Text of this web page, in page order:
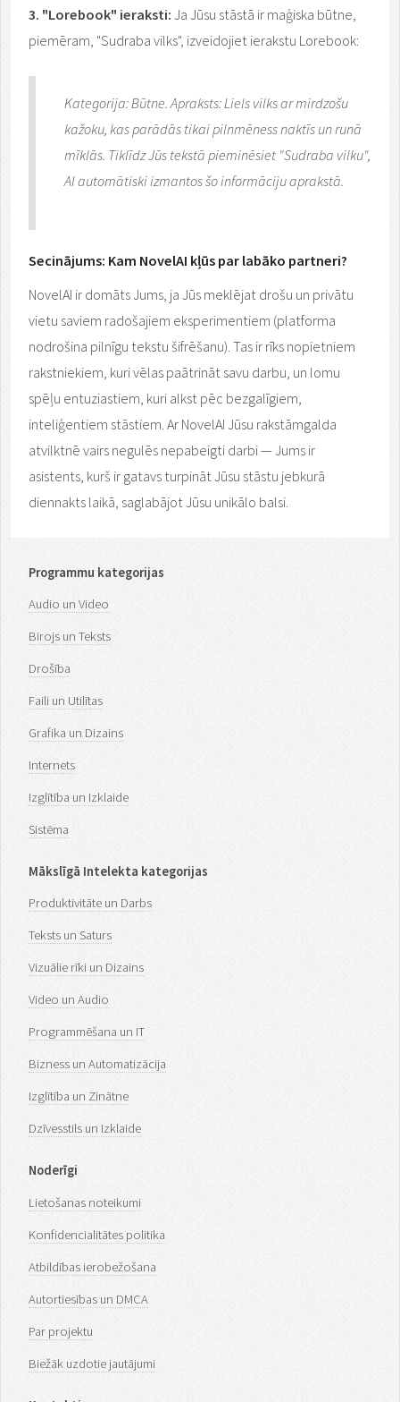
3. "Lorebook" ieraksti: Ja Jūsu stāstā ir maģiska būtne,
piemēram, "Sudraba vilks", izveidojiet ierakstu Lorebook:
Kategorija: Būtne. Apraksts: Liels vilks ar mirdzošu
kažoku, kas parādās tikai pilnmēness naktīs un runā
mīklās. Tiklīdz Jūs tekstā pieminēsiet "Sudraba vilku",
AI automātiski izmantos šo informāciju aprakstā.
Secinājums: Kam NovelAI kļūs par labāko partneri?
NovelAI ir domāts Jums, ja Jūs meklējat drošu un privātu
vietu saviem radošajiem eksperimentiem (platforma
nodrošina pilnīgu tekstu šifrēšanu). Tas ir rīks nopietniem
rakstniekiem, kuri vēlas paātrināt savu darbu, un lomu
spēļu entuziastiem, kuri alkst pēc bezgalīgiem,
inteliģentiem stāstiem. Ar NovelAI Jūsu rakstāmgalda
atvilktnē vairs negulēs nepabeigti darbi — Jums ir
asistents, kurš ir gatavs turpināt Jūsu stāstu jebkurā
diennakts laikā, saglabājot Jūsu unikālo balsi.
Programmu kategorijas
Audio un Video
Birojs un Teksts
Drošība
Faili un Utilītas
Grafika un Dizains
Internets
Izglītība un Izklaide
Sistēma
Mākslīgā Intelekta kategorijas
Produktivitāte un Darbs
Teksts un Saturs
Vizuālie rīki un Dizains
Video un Audio
Programmēšana un IT
Bizness un Automatizācija
Izglītība un Zinātne
Dzīvesstils un Izklaide
Noderīgi
Lietošanas noteikumi
Konfidencialitātes politika
Atbildības ierobežošana
Autortiesības un DMCA
Par projektu
Biežāk uzdotie jautājumi